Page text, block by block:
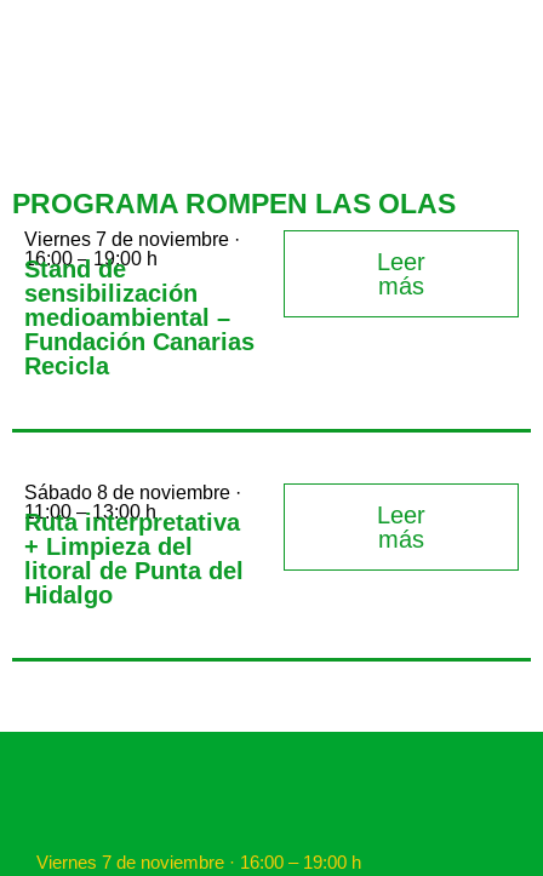
PROGRAMA ROMPEN LAS OLAS
Viernes 7 de noviembre ·
16:00 – 19:00 h
Stand de
sensibilización
medioambiental –
Fundación Canarias
Recicla
Leer
más
Sábado 8 de noviembre ·
11:00 – 13:00 h
Ruta interpretativa
+ Limpieza del
litoral de Punta del
Hidalgo
Leer
más
Viernes 7 de noviembre · 16:00 – 19:00 h